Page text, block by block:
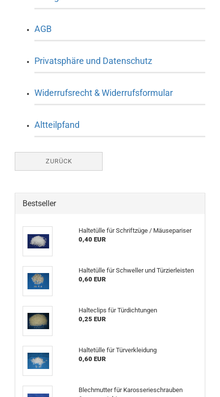
AGB
Privatsphäre und Datenschutz
Widerrufsrecht & Widerrufsformular
Altteilpfand
ZURÜCK
Bestseller
Haltetülle für Schriftzüge / Mäusepariser
0,40 EUR
Haltetülle für Schweller und Türzierleisten
0,60 EUR
Halteclips für Türdichtungen
0,25 EUR
Haltetülle für Türverkleidung
0,60 EUR
Blechmutter für Karosserieschrauben